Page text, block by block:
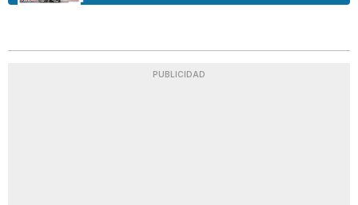
PUBLICIDAD